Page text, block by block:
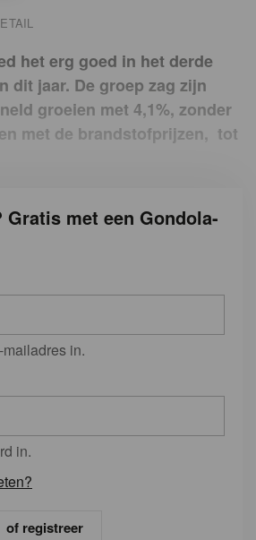
het erg goed in het derde
dit jaar. De groep zag zijn
groeien met 4,1%, zonder
met de brandstofprijzen, tot
Gratis met een Gondola-
in.
in.
of registreer